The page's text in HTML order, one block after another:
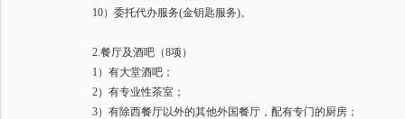
10）委托代办服务(金钥匙服务)。
2.餐厅及酒吧（8项）
1 ）有大堂酒吧；
2）有专业性茶室；
3）有除西餐厅以外的其他外国餐厅，配有专门的厨房；